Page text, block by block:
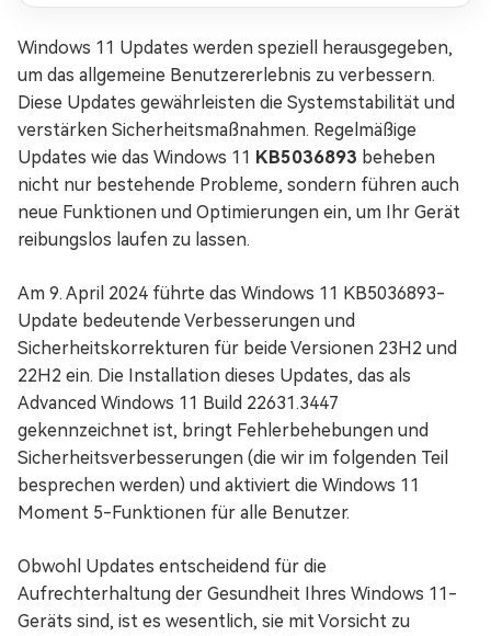
Windows 11 Updates werden speziell herausgegeben,
um das allgemeine Benutzererlebnis zu verbessern.
Diese Updates gewährleisten die Systemstabilität und
verstärken Sicherheitsmaßnahmen. Regelmäßige
Updates wie das Windows 11 KB5036893 beheben
nicht nur bestehende Probleme, sondern führen auch
neue Funktionen und Optimierungen ein, um Ihr Gerät
reibungslos laufen zu lassen.
Am 9. April 2024 führte das Windows 11 KB5036893-
Update bedeutende Verbesserungen und
Sicherheitskorrekturen für beide Versionen 23H2 und
22H2 ein. Die Installation dieses Updates, das als
Advanced Windows 11 Build 22631.3447
gekennzeichnet ist, bringt Fehlerbehebungen und
Sicherheitsverbesserungen (die wir im folgenden Teil
besprechen werden) und aktiviert die Windows 11
Moment 5-Funktionen für alle Benutzer.
Obwohl Updates entscheidend für die
Aufrechterhaltung der Gesundheit Ihres Windows 11-
Geräts sind, ist es wesentlich, sie mit Vorsicht zu